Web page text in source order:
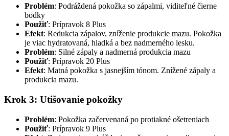
Problém: Podráždená pokožka so zápalmi, viditeľné čierne
bodky
Použiť: Prípravok 8 Plus
Efekt: Redukcia zápalov, zníženie produkcie mazu. Pokožka
je viac hydratovaná, hladká a bez nadmerného lesku.
Problém: Silné zápaly a nadmerná produkcia mazu
Použiť: Prípravok 20 Plus
Efekt: Matná pokožka s jasnejším tónom. Znížené zápaly a
produkcia mazu.
Krok 3: Utišovanie pokožky
Problém: Pokožka začervenaná po protiakné ošetreniach
Použiť: Prípravok 9 Plus